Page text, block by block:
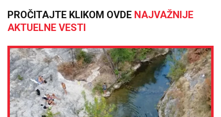
PROČITAJTE KLIKOM OVDE NAJVAŽNIJE
AKTUELNE VESTI